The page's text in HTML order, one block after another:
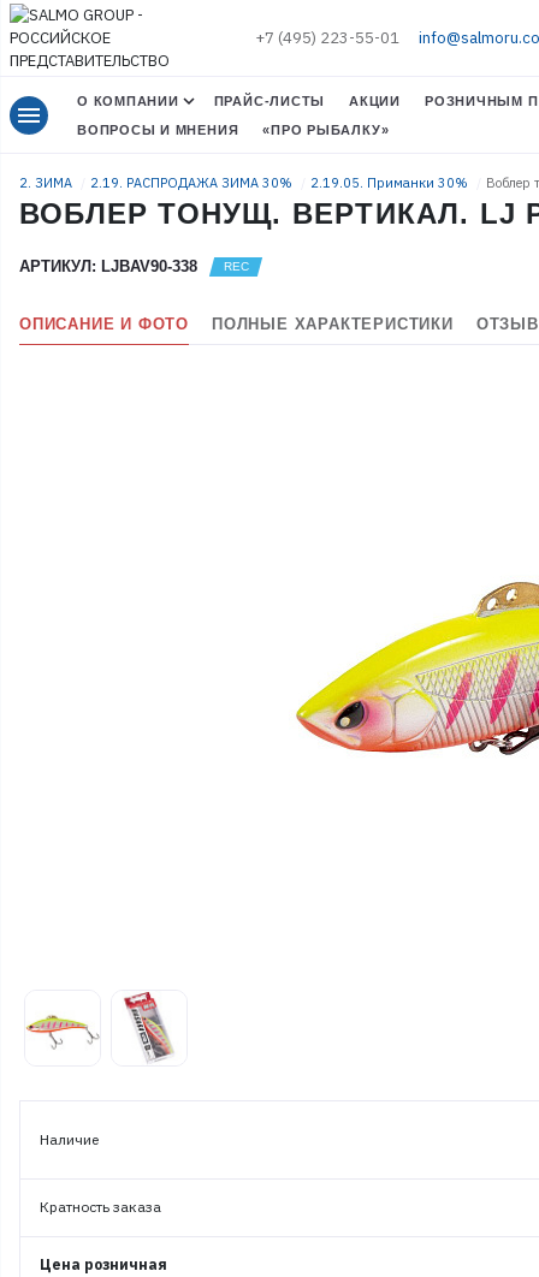
+7 (495) 223-55-01
menu О КОМПАНИИ ПРАЙС-ЛИСТЫ АКЦИИ
РОЗНИЧНЫМ
ВОПРОСЫ И МНЕНИЯ
«ПРО РЫБАЛКУ»
2. ЗИМА 2.19. РАСПРОДАЖА ЗИМА 30% 2.19.05. Приманки 30% Воблер
ВОБЛЕР ТОНУЩ. ВЕРТИКАЛ. LJ
АРТИКУЛ: LJBAV90-338
ОПИСАНИЕ И ФОТО ПОЛНЫЕ ХАРАКТЕРИСТИКИ
Наличие
Кратность заказа
Цена розничная